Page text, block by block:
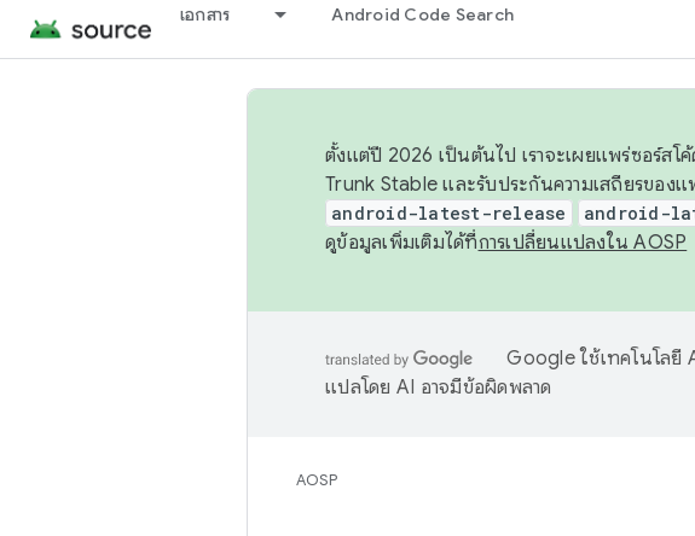
เอกสาร Android Code Search
ตั้งแต่ปี 2026 เป็นต้นไป เราจะเผยแพร่ซอร์ส
Trunk Stable และรับประกันความเสถียรของ
android-latest-release android-
ดูข้อมูลเพิ่มเติมได้ที่การเปลี่ยนแปลงใน AOSP
Google ใช้เทคโนโลยี
แปลโดย AI อาจมีข้อผิดพลาด
AOSP